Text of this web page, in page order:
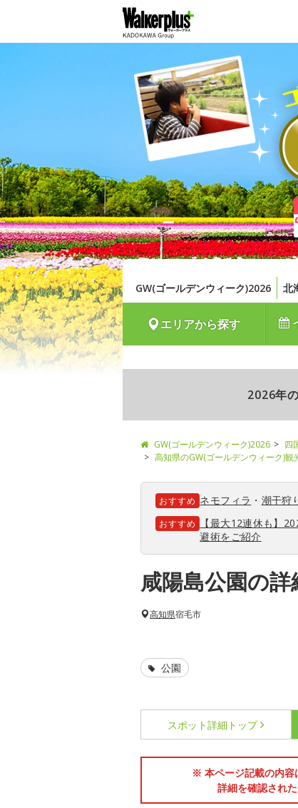
GW(ゴールデンウィーク)2026 北
エリアから探す
2026年
GW(ゴールデンウィーク)2026 四
高知県のGW(ゴールデンウィーク)観
おすすめ ネモフィラ ・ 潮干狩
おすすめ
【最大12連休も】
避術をご紹介
咸陽島公園の詳
高知県宿毛市
公園
スポット詳細 トップ
※ 本ページ記載の内容
詳細を確認され